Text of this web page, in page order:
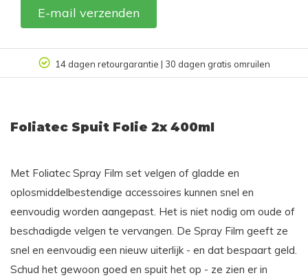
E-mail verzenden
omruilen Klantbeoordeling 9.4/10
Foliatec Spuit Folie 2x 400ml
Met Foliatec Spray Film set velgen of gladde en
oplosmiddelbestendige accessoires kunnen snel en
eenvoudig worden aangepast. Het is niet nodig om oude of
beschadigde velgen te vervangen. De Spray Film geeft ze
snel en eenvoudig een nieuw uiterlijk - en dat bespaart geld.
Schud het gewoon goed en spuit het op - ze zien er in